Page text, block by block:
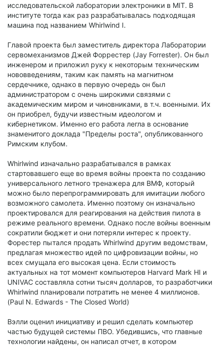
исследовательской лаборатории электроники в MIT. В
институте тогда как раз разрабатывалась подходящая
машина под названием Whirlwind I.
Главой проекта был заместитель директора Лаборатории
сервомеханизмов Джей Форрестер (Jay Forrester). Он был
инженером и приложил руку к некоторым техническим
нововведениям, таким как память на магнитном
сердечнике, однако в первую очередь он был
администратором с очень широкими связями с
академическим миром и чиновниками, в т.ч. военными. Их
он приобрел, будучи известным идеологом и
кибернетиком. Именно его работа легла в основание
знаменитого доклада "Пределы роста", опубликованного
Римским клубом.
Whirlwind изначально разрабатывался в рамках
стартовавшего еще во время войны проекта по созданию
универсального летного тренажера для ВМФ, который
можно было перепрограммировать для имитации любого
возможного самолета. Именно поэтому он изначально
проектировался для реагирования на действия пилота в
режиме реального времени. Однако после войны военным
сократили бюджет и они потеряли интерес к проекту.
Форестер пытался продать Whirlwind другим ведомствам,
предлагая множество идей по цифровизации войны, но
всех смущала его высокая цена. Если стоимость
актуальных на тот момент компьютеров Harvard Mark HI и
UNIVAC составляла сотни тысяч долларов, то разработчики
Whirlwind планировали потратить не менее 4 миллионов.
(Paul N. Edwards - The Closed World)
Вэлли оценил инициативу и решил сделать компьютер
частью будущей системы ПВО. Убедившись, что главные
технологии найдены, он написал отчет, в котором